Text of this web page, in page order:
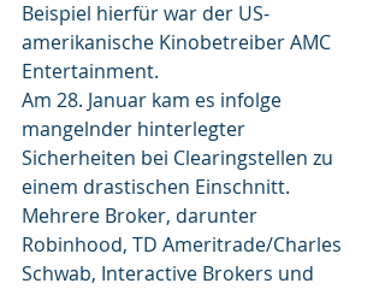
Beispiel hierfür war der US-
amerikanische Kinobetreiber AMC
Entertainment.
Am 28. Januar kam es infolge
mangelnder hinterlegter
Sicherheiten bei Clearingstellen zu
einem drastischen Einschnitt.
Mehrere Broker, darunter
Robinhood, TD Ameritrade/Charles
Schwab, Interactive Brokers und